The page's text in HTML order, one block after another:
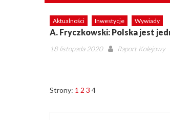
Aktualności Inwestycje Wywiady
A. Fryczkowski: Polska jest
Posted
18 listopada 2020 Author
Raport Kolejowy
Strony: 1 2 3 4